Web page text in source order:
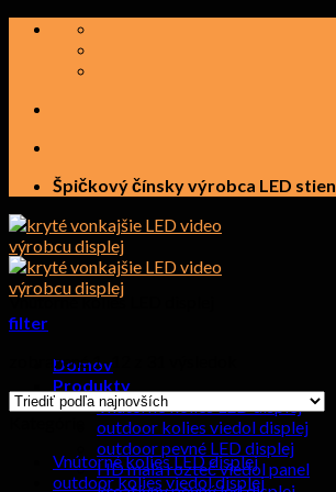
Prejsť
Špičkový čínsky výrobca LED stien
Domov
Produkty
Vnútorné kolies LED displej
outdoor kolies viedol displej
outdoor pevné LED displej
HD malá rozteč viedol panel
Vnútorné kolies LED displej
filter
zobrazené 1–12 z 31 výsledok
Vnútorné kolies LED displej
outdoor kolies viedol displej